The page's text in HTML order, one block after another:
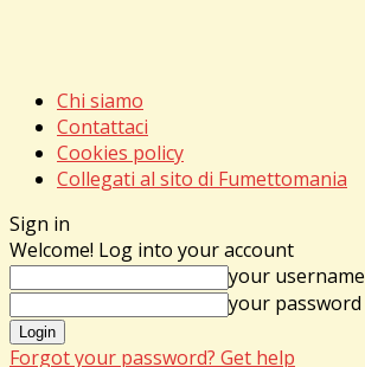
Chi siamo
Contattaci
Cookies policy
Collegati al sito di Fumettomania
Sign in
Welcome! Log into your account
your username
your password
Forgot your password? Get help